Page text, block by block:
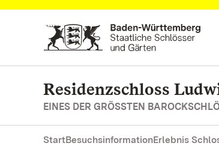
Zum Hauptinhalt springen
Residenzschloss
EINES DER GRÖSSTEN
StartBesuchsinformationErlebnis